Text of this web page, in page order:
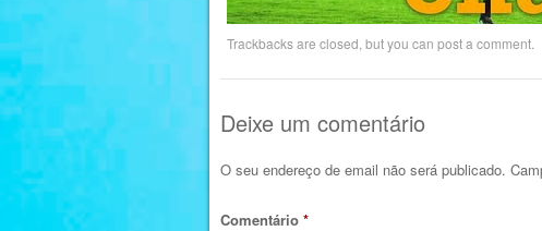
Trackbacks are closed, but you can post a comment.
Deixe um comentário
O seu endereço de email não será publicado.
Comentário *